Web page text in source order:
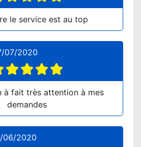
le service est au top
07/2020
à fait très attention à mes
demandes
06/2020